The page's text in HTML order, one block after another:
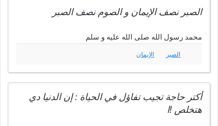
الصبر نصف الإيمان و الصوم نصف الصبر
محمد رسول الله صلى الله عليه و سلم
الصبر الإيمان
أكتر حاجة تجيب تفاؤل في الحياة : إن الدنيا دي
هتخلص !ا